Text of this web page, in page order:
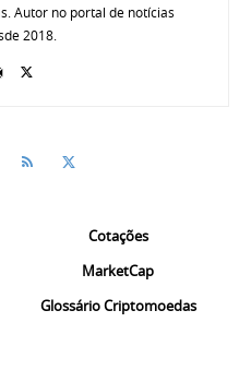
Autor no portal de notícias
2018.
Cotações
MarketCap
Glossário Criptomoedas